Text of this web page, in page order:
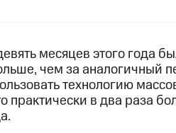
месяцев этого года
чем за аналогичный
технологию
практически в два раза